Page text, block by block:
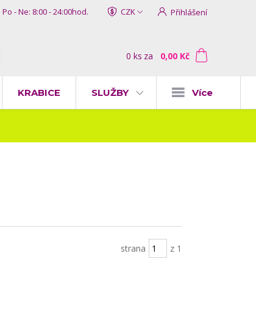
CZK Přihlášení
Po - Ne: 8:00 - 24:00hod.
0 ks za 0,00 Kč
KRABICE SLUŽBY Více
strana z 1